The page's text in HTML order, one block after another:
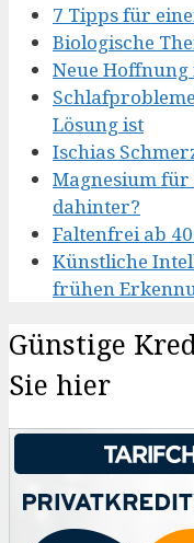
7 Tipps für
Biologische
Neue
Lösung ist
Ischias
Magnesium für
dahinter?
Faltenfrei ab
Künstliche
frühen
Günstige
Sie hier